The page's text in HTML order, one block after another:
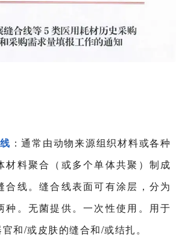
：通常由动物来源组织材料或各种
材料聚合（或多个单体共聚）制成
合线。缝合线表面可有涂层，分为
种。无菌提供。一次性使用。用于
和/或皮肤的缝合和/或结扎。